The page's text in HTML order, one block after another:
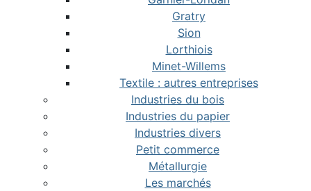
Gratry
Sion
Lorthiois
Minet-Willems
Textile : autres entreprises
Industries du bois
Industries du papier
Industries divers
Petit commerce
Métallurgie
Les marchés